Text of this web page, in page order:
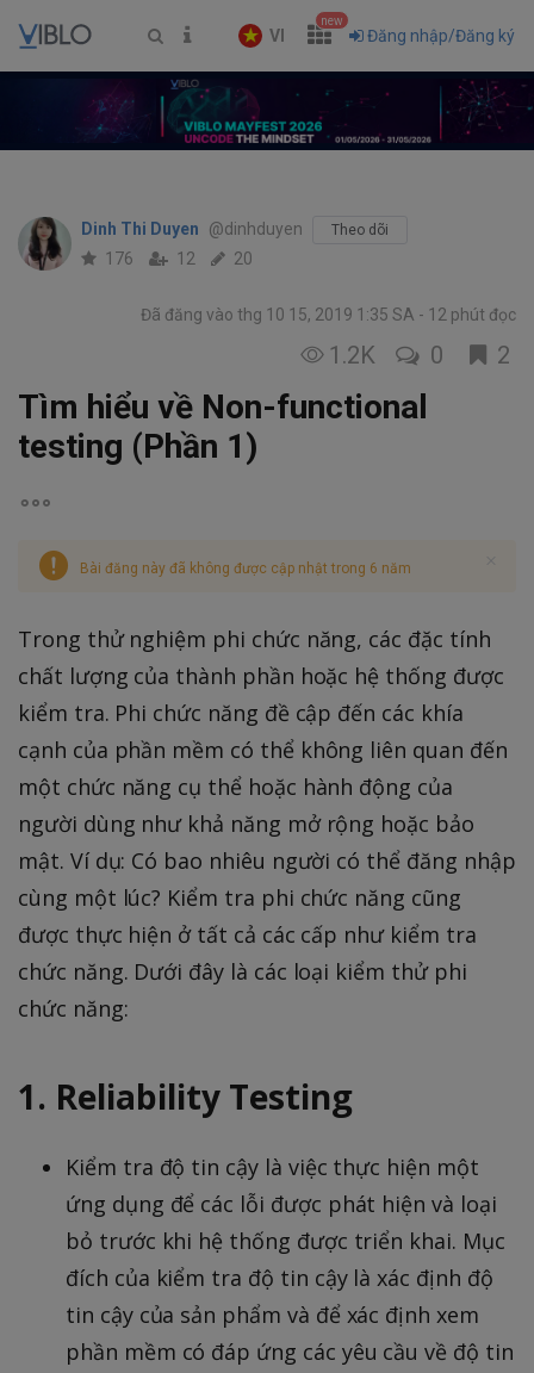
VI
new
Đăng nhập/Đăng ký
Dinh Thi Duyen @dinhduyen Theo dõi
176 12 20
Đã đăng vào thg 10 15, 2019 1:35 SA 12 phút đọc
1.2K 0 2
Tìm hiểu về Non-functional
testing (Phần 1)
Bài đăng này đã không được cập nhật trong 6 năm
Trong thử nghiệm phi chức năng, các đặc tính
chất lượng của thành phần hoặc hệ thống được
kiểm tra. Phi chức năng đề cập đến các khía
cạnh của phần mềm có thể không liên quan đến
một chức năng cụ thể hoặc hành động của
người dùng như khả năng mở rộng hoặc bảo
mật. Ví dụ: Có bao nhiêu người có thể đăng nhập
cùng một lúc? Kiểm tra phi chức năng cũng
được thực hiện ở tất cả các cấp như kiểm tra
chức năng. Dưới đây là các loại kiểm thử phi
chức năng:
1. Reliability Testing
Kiểm tra độ tin cậy là việc thực hiện một
ứng dụng để các lỗi được phát hiện và loại
bỏ trước khi hệ thống được triển khai. Mục
đích của kiểm tra độ tin cậy là xác định độ
tin cậy của sản phẩm và để xác định xem
phần mềm có đáp ứng các yêu cầu về độ tin